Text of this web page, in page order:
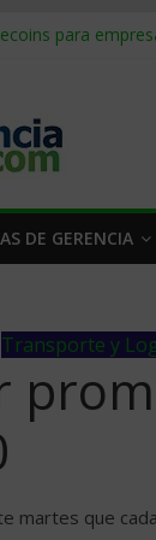
para
forzoso en la
hispano de EE.
DE GERENCIA
Transporte y
martes que